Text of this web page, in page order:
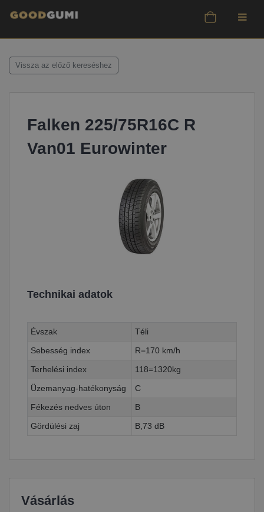
Vissza az előző kereséshez
Falken 225/75R16C R
Van01 Eurowinter
Technikai adatok
Évszak
Téli
Sebesség index
R=170 km/h
Terhelési index
118=1320kg
Üzemanyag-hatékonyság
C
Fékezés nedves úton
B
Gördülési zaj
B,73 dB
Vásárlás